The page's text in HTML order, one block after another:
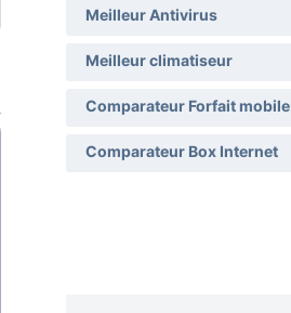
Meilleur Antivirus
Meilleur climatiseur
Comparateur Forfait mobile
Comparateur Box Internet